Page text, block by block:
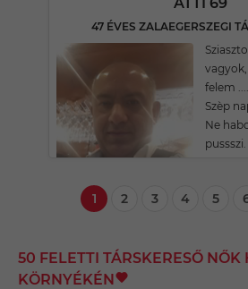
47 ÉVES ZALAEGERSZEGI
felem
Szèp
Ne
pussszi.
1 2 3 4 5
50 FELETTI TÁRSKERESŐ NŐK
KÖRNYÉKÉN